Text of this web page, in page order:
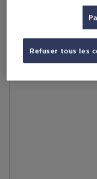
Refuser tous les